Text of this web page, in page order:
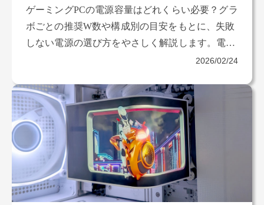
ゲーミングPCの電源容量はどれくらい必要？グラ
ボごとの推奨W数や構成別の目安をもとに、失敗
しない電源の選び方をやさしく解説します。電源
す。
2026/02/24